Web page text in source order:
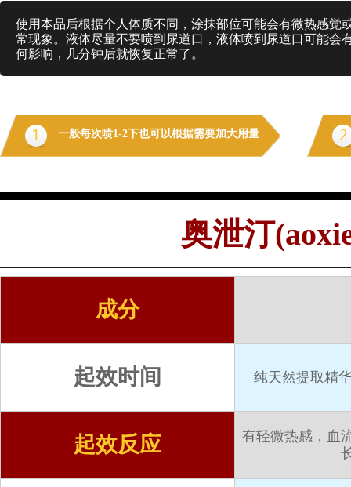
使用本品后根据个人体质不同，涂抹部位可能会有微热感觉
常现象。液体尽量不要喷到尿道口，液体喷到尿道口可能会
何影响，几分钟后就恢复正常了。
一般每次喷1-2下也可以根据需要加大用量
奥泄汀
成分
起效时间 纯天然提取精
起效反应
有轻微热感，血